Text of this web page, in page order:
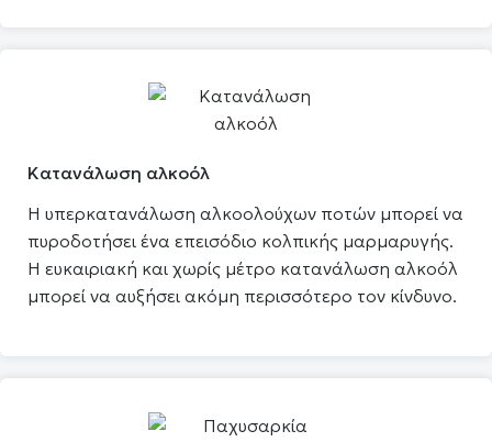
Κατανάλωση αλκοόλ
Η υπερκατανάλωση αλκοολούχων ποτών μπορεί να
πυροδοτήσει ένα επεισόδιο κολπικής μαρμαρυγής.
Η ευκαιριακή και χωρίς μέτρο κατανάλωση αλκοόλ
μπορεί να αυξήσει ακόμη περισσότερο τον κίνδυνο.